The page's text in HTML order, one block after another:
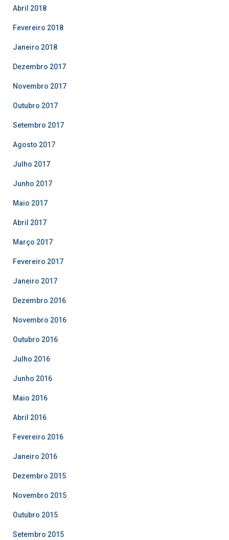
Abril 2018
Fevereiro 2018
Janeiro 2018
Dezembro 2017
Novembro 2017
Outubro 2017
Setembro 2017
Agosto 2017
Julho 2017
Junho 2017
Maio 2017
Abril 2017
Março 2017
Fevereiro 2017
Janeiro 2017
Dezembro 2016
Novembro 2016
Outubro 2016
Julho 2016
Junho 2016
Maio 2016
Abril 2016
Fevereiro 2016
Janeiro 2016
Dezembro 2015
Novembro 2015
Outubro 2015
Setembro 2015